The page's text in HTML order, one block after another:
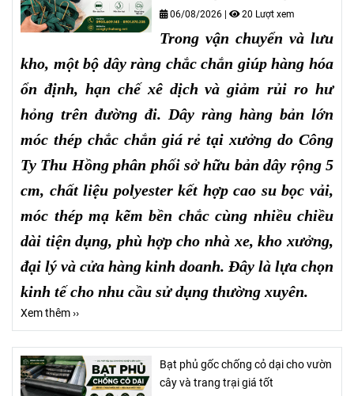
06/08/2026 | 20 Lượt xem
Trong vận chuyển và lưu
kho, một bộ dây ràng chắc chắn giúp hàng hóa
ổn định, hạn chế xê dịch và giảm rủi ro hư
hỏng trên đường đi. Dây ràng hàng bản lớn
móc thép chắc chắn giá rẻ tại xưởng do Công
Ty Thu Hồng phân phối sở hữu bản dây rộng 5
cm, chất liệu polyester kết hợp cao su bọc vải,
móc thép mạ kẽm bền chắc cùng nhiều chiều
dài tiện dụng, phù hợp cho nhà xe, kho xưởng,
đại lý và cửa hàng kinh doanh. Đây là lựa chọn
kinh tế cho nhu cầu sử dụng thường xuyên.
Xem thêm ››
Bạt phủ gốc chống cỏ dại cho vườn
cây và trang trại giá tốt